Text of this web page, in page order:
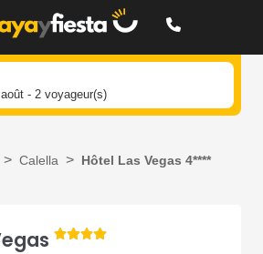
- 2 voyageur(s)
Calella Hôtel Las Vegas 4****